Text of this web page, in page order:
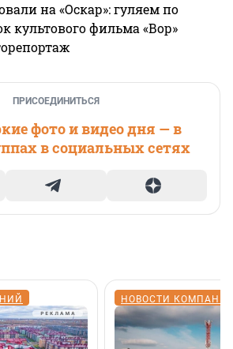
на «Оскар»: гуляем по
культового фильма «Вор»
ПРИСОЕДИНИТЬСЯ
фото и видео дня — в
в социальных сетях
НОВОСТИ